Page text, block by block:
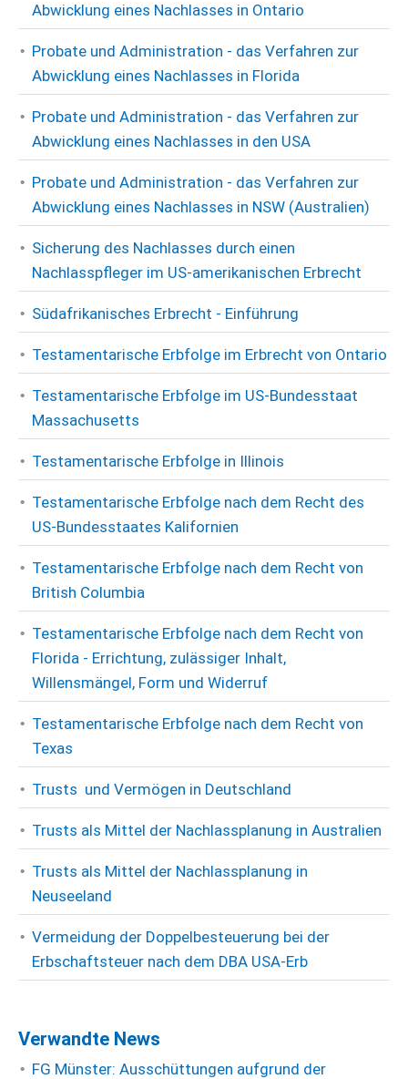
Abwicklung eines Nachlasses in Ontario
Probate und Administration - das Verfahren zur
Abwicklung eines Nachlasses in Florida
Probate und Administration - das Verfahren zur
Abwicklung eines Nachlasses in den USA
Probate und Administration - das Verfahren zur
Abwicklung eines Nachlasses in NSW (Australien)
Sicherung des Nachlasses durch einen
Nachlasspfleger im US-amerikanischen Erbrecht
Südafrikanisches Erbrecht - Einführung
Testamentarische Erbfolge im Erbrecht von Ontario
Testamentarische Erbfolge im US-Bundesstaat
Massachusetts
Testamentarische Erbfolge in Illinois
Testamentarische Erbfolge nach dem Recht des
US-Bundesstaates Kalifornien
Testamentarische Erbfolge nach dem Recht von
British Columbia
Testamentarische Erbfolge nach dem Recht von
Florida - Errichtung, zulässiger Inhalt,
Willensmängel, Form und Widerruf
Testamentarische Erbfolge nach dem Recht von
Texas
Trusts und Vermögen in Deutschland
Trusts als Mittel der Nachlassplanung in Australien
Trusts als Mittel der Nachlassplanung in
Neuseeland
Vermeidung der Doppelbesteuerung bei der
Erbschaftsteuer nach dem DBA USA-Erb
Verwandte News
FG Münster: Ausschüttungen aufgrund der